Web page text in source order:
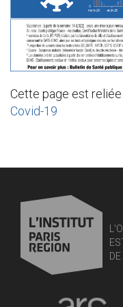
Cette page est
Covid-19